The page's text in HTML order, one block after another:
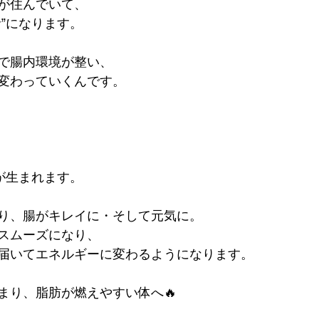
住んでいて、
なります。
腸内環境が整い、
わっていくんです。
まれます。
、腸がキレイに・そして元気に。
ムーズになり、
いてエネルギーに変わるようになります。
り、脂肪が燃えやすい体へ🔥